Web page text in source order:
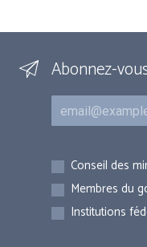
Abonnez-
Courriel
Inscriptions
Conseil des
Membres du
Institutions